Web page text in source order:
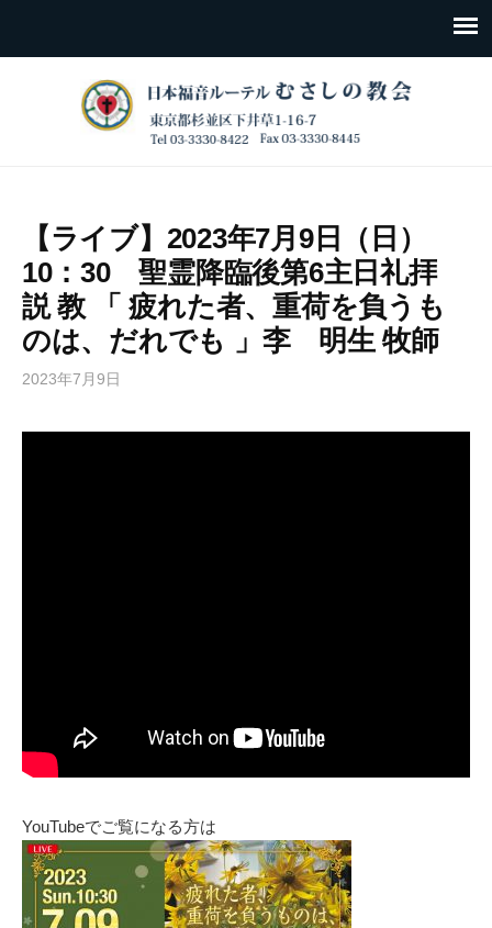
【ライブ】2023年7月9日（日）
10：30 聖霊降臨後第6主日礼拝
説 教 「 疲れた者、重荷を負うも
のは、だれでも 」李 明生 牧師
2023年7月9日
YouTubeでご覧になる方は